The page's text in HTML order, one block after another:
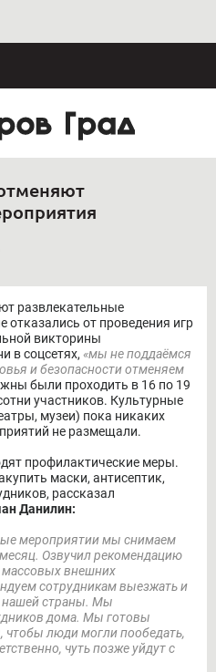
развлекательные
отказались от проведения игр
викторины
в соцсетях, «мы не поддаёмся
и безопасности отменяем
были проходить в 16 по 19
участников. Культурные
музеи) пока никаких
не размещали.
профилактические меры.
маски, антисептик,
рассказал
Данилин:
мероприятии мы снимаем
Озвучил рекомендацию
массовых внешних
сотрудникам выезжать и
нашей страны. Мы
дома. Мы готовы
чтобы люди могли пообедать,
чуть позже уйдут с